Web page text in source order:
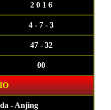
2 0 1 6
4 - 7 - 3
47 - 32
00
- Anjing